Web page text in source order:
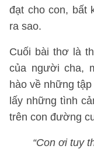
đạt cho con, bất
ra sao.
Cuối bài thơ là
của người cha,
hào về những
lấy những tình
trên con đường
“Con ơi tuy